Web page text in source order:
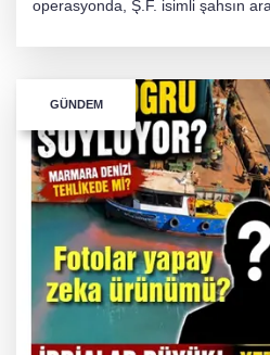
operasyonda, Ş.F. isimli şahsın
GÜNDEM